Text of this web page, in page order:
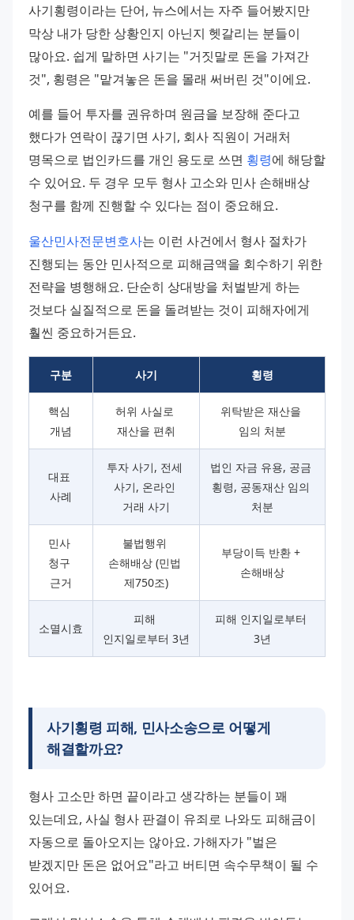
사기횡령이라는 단어, 뉴스에서는 자주 들어봤지만
막상 내가 당한 상황인지 아닌지 헷갈리는 분들이
많아요. 쉽게 말하면 사기는 "거짓말로 돈을 가져간
것", 횡령은 "맡겨놓은 돈을 몰래 써버린 것"이에요.
예를 들어 투자를 권유하며 원금을 보장해 준다고
했다가 연락이 끊기면 사기, 회사 직원이 거래처
명목으로 법인카드를 개인 용도로 쓰면 횡령에 해당할
수 있어요. 두 경우 모두 형사 고소와 민사 손해배상
청구를 함께 진행할 수 있다는 점이 중요해요.
울산민사전문변호사는 이런 사건에서 형사 절차가
진행되는 동안 민사적으로 피해금액을 회수하기 위한
전략을 병행해요. 단순히 상대방을 처벌받게 하는
것보다 실질적으로 돈을 돌려받는 것이 피해자에게
훨씬 중요하거든요.
구분 사기 횡령
핵심
개념
허위 사실로
재산을 편취
위탁받은 재산을
임의 처분
대표
사례
투자 사기, 전세
사기, 온라인
거래 사기
법인 자금 유용, 공금
횡령, 공동재산 임의
처분
민사
청구
근거
불법행위
손해배상 (민법
제750조)
부당이득 반환 +
손해배상
소멸시효
피해
인지일로부터 3년
피해 인지일로부터
3년
사기횡령 피해, 민사소송으로 어떻게
해결할까요?
형사 고소만 하면 끝이라고 생각하는 분들이 꽤
있는데요, 사실 형사 판결이 유죄로 나와도 피해금이
자동으로 돌아오지는 않아요. 가해자가 "벌은
받겠지만 돈은 없어요"라고 버티면 속수무책이 될 수
있어요.